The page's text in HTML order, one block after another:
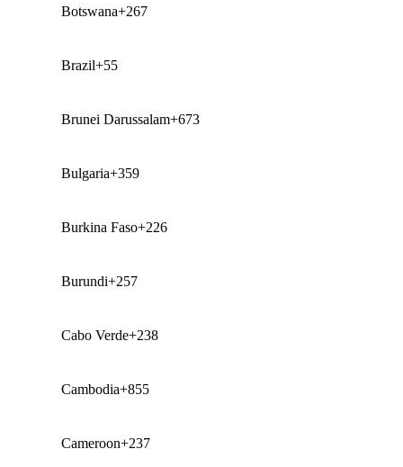
Botswana+267
Brazil+55
Brunei Darussalam+673
Bulgaria+359
Burkina Faso+226
Burundi+257
Cabo Verde+238
Cambodia+855
Cameroon+237